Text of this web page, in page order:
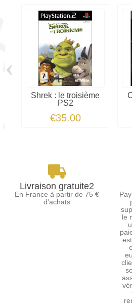
Shrek : le troisième
PS2
€35.00
‹
Livraison gratuite2
En France à partir de 75 €
d'achats
le